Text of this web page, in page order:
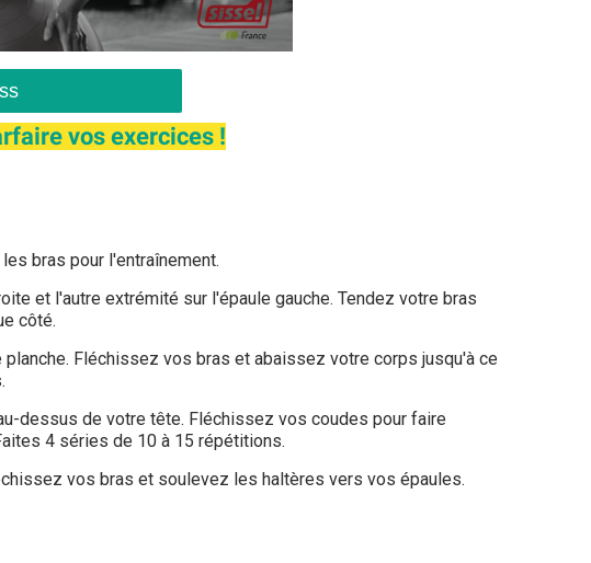
vos exercices !
bras pour l'entraînement.
et l'autre extrémité sur l'épaule gauche. Tendez votre bras
côté.
Fléchissez vos bras et abaissez votre corps jusqu'à ce
dessus de votre tête. Fléchissez vos coudes pour faire
4 séries de 10 à 15 répétitions.
vos bras et soulevez les haltères vers vos épaules.